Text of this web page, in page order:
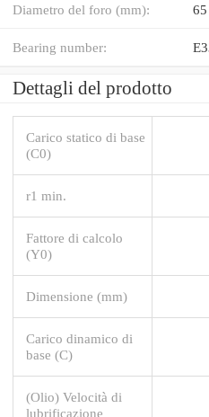
Diametro del foro (mm): 65
Bearing number:
Dettagli del prodotto
Carico statico di base
(C0)
r1 min.
Fattore di calcolo
(Y0)
Dimensione (mm)
Carico dinamico di
base (C)
(Olio) Velocità di
lubrificazione